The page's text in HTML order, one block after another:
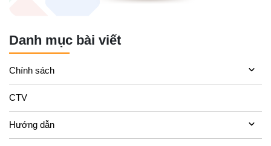
Danh mục bài viết
Chính sách
CTV
Hướng dẫn